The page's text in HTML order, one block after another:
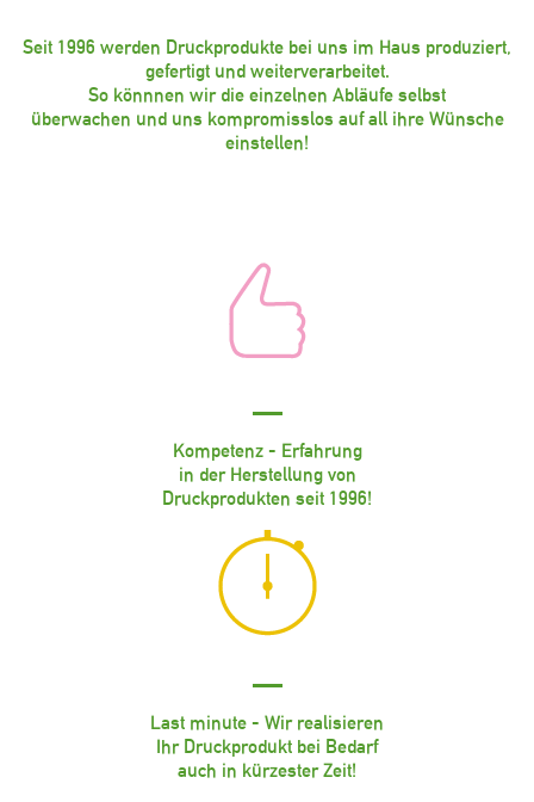
Seit 1996 werden Druckprodukte bei uns im Haus produziert,
gefertigt und weiterverarbeitet.
So könnnen wir die einzelnen Abläufe selbst
überwachen und uns kompromisslos auf all ihre Wünsche
einstellen!
Kompetenz - Erfahrung
in der Herstellung von
Druckprodukten seit 1996!
Last minute - Wir realisieren
Ihr Druckprodukt bei Bedarf
auch in kürzester Zeit!